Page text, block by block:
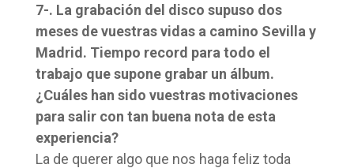
7-. La grabación del disco supuso dos
meses de vuestras vidas a camino Sevilla y
Madrid. Tiempo record para todo el
trabajo que supone grabar un álbum.
¿Cuáles han sido vuestras motivaciones
para salir con tan buena nota de esta
experiencia?
La de querer algo que nos haga feliz toda